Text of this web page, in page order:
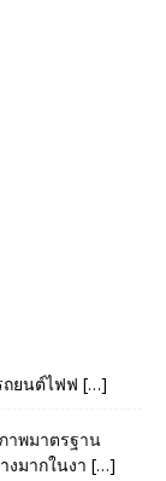
ถยนต์ไฟฟ […]
าพมาตรฐาน
งมากในงา […]